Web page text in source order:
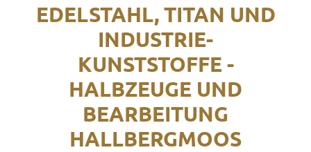
EDELSTAHL, TITAN UND
INDUSTRIE-
KUNSTSTOFFE -
HALBZEUGE UND
BEARBEITUNG
HALLBERGMOOS